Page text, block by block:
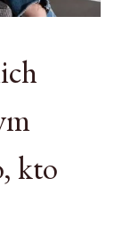
kto